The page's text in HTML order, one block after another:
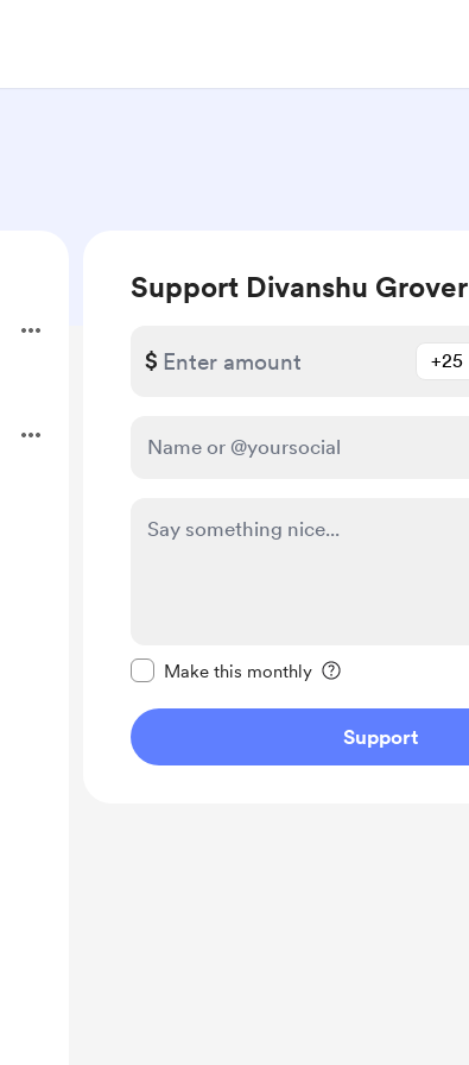
Support Divanshu Grover
$ +25
Make this monthly
Support